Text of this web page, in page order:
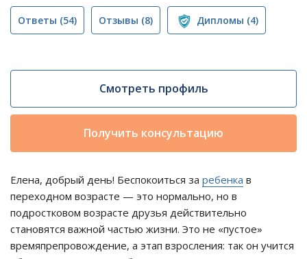
Ответы (54) Отзывы (8) Дипломы (4)
Смотреть профиль
Получить консультацию
Елена, добрый день! Беспокоиться за ребенка в
переходном возрасте — это нормально, но в
подростковом возрасте друзья действительно
становятся важной частью жизни. Это не «пустое»
времяпрепровождение, а этап взросления: так он учится